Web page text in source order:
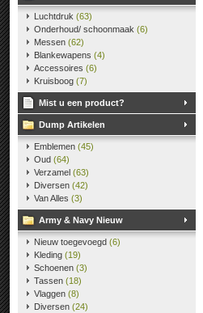
Luchtdruk (63)
Onderhoud/ schoonmaak (6)
Messen (62)
Blankewapens (4)
Accessoires (6)
Kruisboog (7)
Mist u een product?
Dump Artikelen
Emblemen (45)
Oud (64)
Verzamel (63)
Diversen (42)
Van Alles (3)
Army & Navy Nieuw
Nieuw toegevoegd (6)
Kleding (19)
Schoenen (3)
Tassen (18)
Vlaggen (8)
Diversen (24)